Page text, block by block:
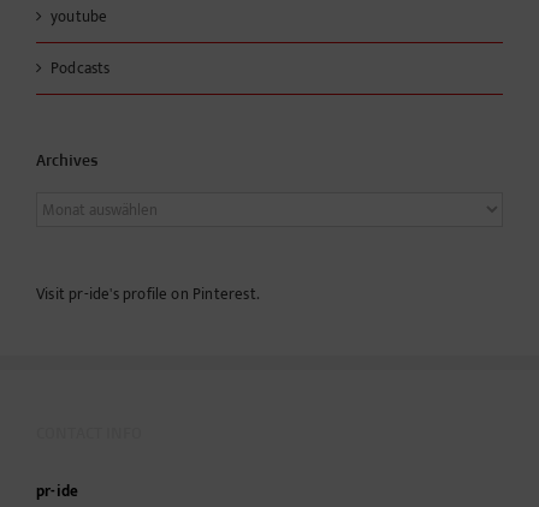
youtube
Podcasts
Archives
Archives
Visit pr-ide's profile on Pinterest.
pr-ide